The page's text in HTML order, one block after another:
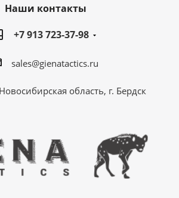
Наши контакты
+7 913 723-37-98
sales@gienatactics.ru
область, г. Бердск